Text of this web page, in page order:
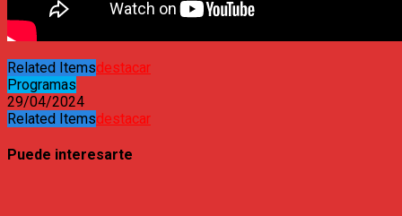
Related Itemsdestacar
Programas
29/04/2024
Related Itemsdestacar
Puede interesarte